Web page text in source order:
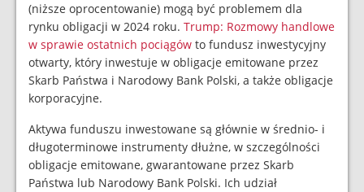
(niższe oprocentowanie) mogą być problemem dla
rynku obligacji w 2024 roku. Trump: Rozmowy handlowe
w sprawie ostatnich pociągów to fundusz inwestycyjny
otwarty, który inwestuje w obligacje emitowane przez
Skarb Państwa i Narodowy Bank Polski, a także obligacje
korporacyjne.
Aktywa funduszu inwestowane są głównie w średnio- i
długoterminowe instrumenty dłużne, w szczególności
obligacje emitowane, gwarantowane przez Skarb
Państwa lub Narodowy Bank Polski. Ich udział